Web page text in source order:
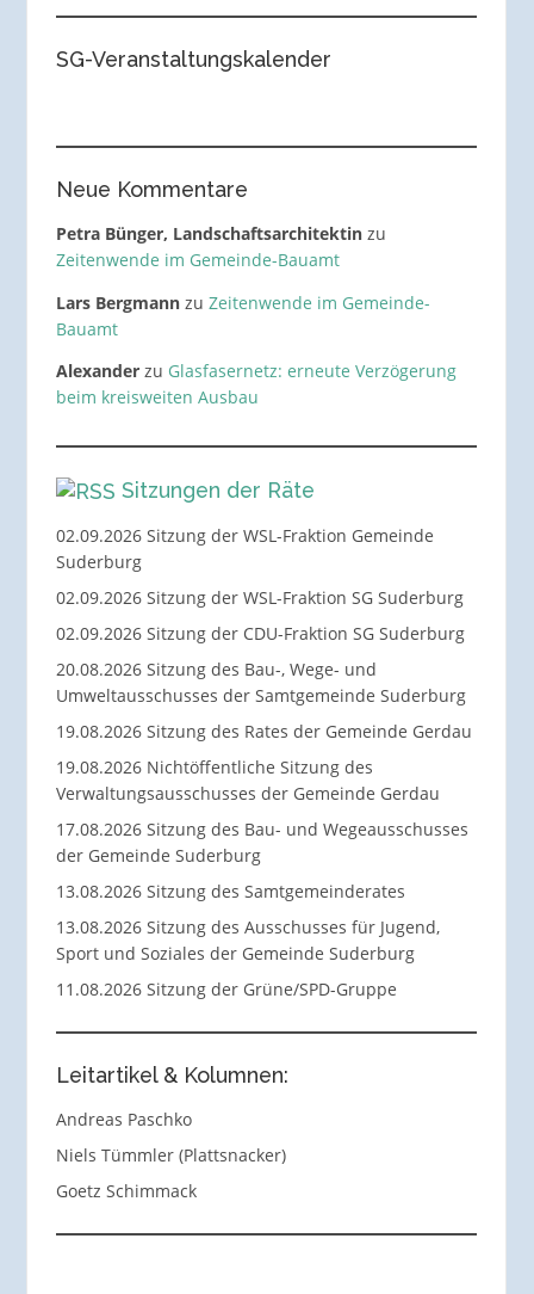
SG-Veranstaltungskalender
Neue Kommentare
Petra Bünger, Landschaftsarchitektinzu
Zeitenwende im Gemeinde-Bauamt
Lars Bergmannzu Zeitenwende im Gemeinde-
Bauamt
Alexanderzu Glasfasernetz: erneute Verzögerung
beim kreisweiten Ausbau
Sitzungen der Räte
02.09.2026 Sitzung der WSL-Fraktion Gemeinde
Suderburg
02.09.2026 Sitzung der WSL-Fraktion SG Suderburg
02.09.2026 Sitzung der CDU-Fraktion SG Suderburg
20.08.2026 Sitzung des Bau-, Wege- und
Umweltausschusses der Samtgemeinde Suderburg
19.08.2026 Sitzung des Rates der Gemeinde Gerdau
19.08.2026 Nichtöffentliche Sitzung des
Verwaltungsausschusses der Gemeinde Gerdau
17.08.2026 Sitzung des Bau- und Wegeausschusses
der Gemeinde Suderburg
13.08.2026 Sitzung des Samtgemeinderates
13.08.2026 Sitzung des Ausschusses für Jugend,
Sport und Soziales der Gemeinde Suderburg
11.08.2026 Sitzung der Grüne/SPD-Gruppe
Leitartikel & Kolumnen:
Andreas Paschko
Niels Tümmler (Plattsnacker)
Goetz Schimmack